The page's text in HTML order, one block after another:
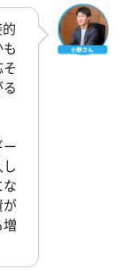
ー
し
な
が
増